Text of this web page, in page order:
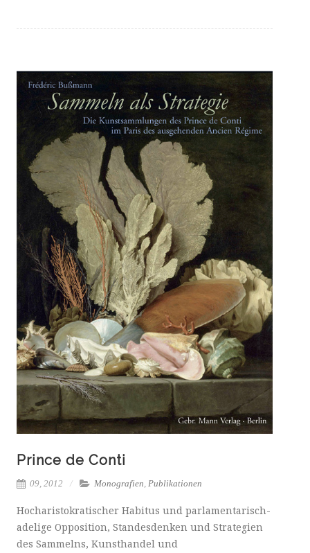
Prince de Conti
09, 2012 Monografien, Publikationen
Hocharistokratischer Habitus und parlamentarisch-
adelige Opposition, Standesdenken und Strategien
des Sammelns, Kunsthandel und